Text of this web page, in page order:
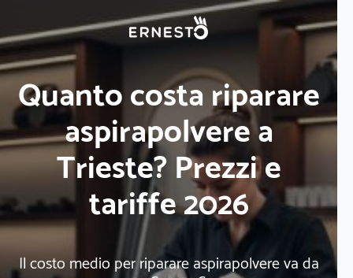
Quanto costa riparare
aspirapolvere a
Trieste? Prezzi e
tariffe 2026
Il costo medio per riparare aspirapolvere va da